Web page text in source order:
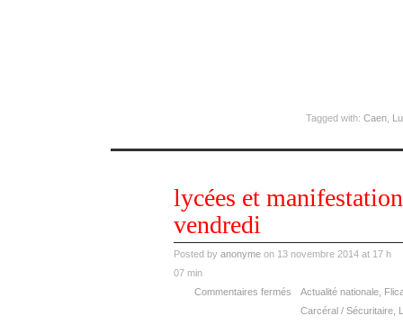
Tagged with: Caen,
lycées et
vendredi
Posted by anonymeon 13 novembre 2014 at 17 h
07 min
Actualité nationale,
Carcéral / Sécuritaire,
Commentaires fermés